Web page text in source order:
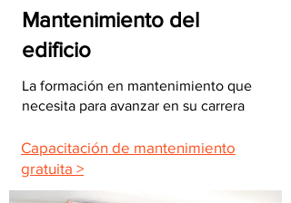
Mantenimiento del
edificio
La formación en mantenimiento que
necesita para avanzar en su carrera
Capacitación de mantenimiento
gratuita >